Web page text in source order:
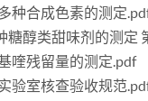
种合成色素的测定
糖醇类甜味剂的测定
喹残留量的测定.pdf
验室核查验收规范